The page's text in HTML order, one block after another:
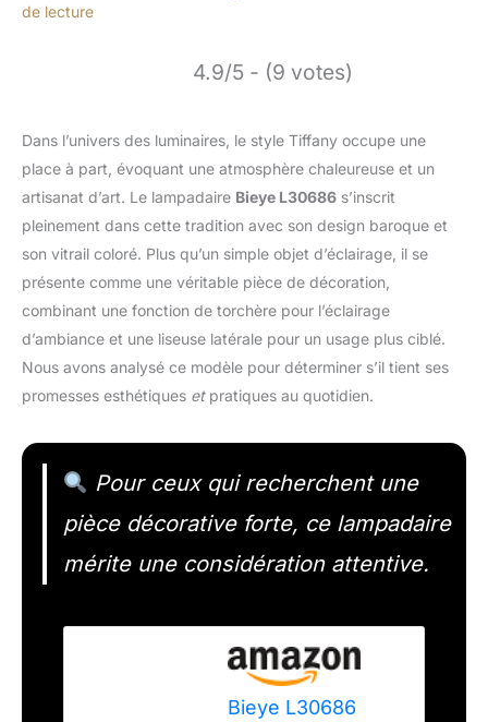
de lecture
4.9/5 - (9 votes)
Dans l’univers des luminaires, le style Tiffany occupe une
place à part, évoquant une atmosphère chaleureuse et un
artisanat d’art. Le lampadaire Bieye L30686 s’inscrit
pleinement dans cette tradition avec son design baroque et
son vitrail coloré. Plus qu’un simple objet d’éclairage, il se
présente comme une véritable pièce de décoration,
combinant une fonction de torchère pour l’éclairage
d’ambiance et une liseuse latérale pour un usage plus ciblé.
Nous avons analysé ce modèle pour déterminer s’il tient ses
promesses esthétiques etpratiques au quotidien.
Pour ceux qui recherchent une
pièce décorative forte, ce lampadaire
mérite une considération attentive.
Bieye L30686